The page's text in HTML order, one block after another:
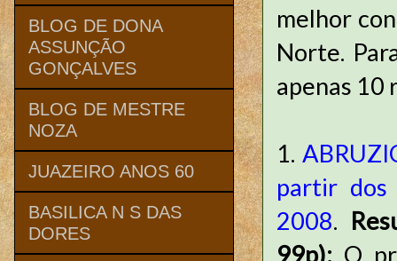
melhor
Norte.
apenas 10
1.
partir dos
2008.
99p): O
BLOG DE DONA
ASSUNÇÃO
GONÇALVES
BLOG DE MESTRE
NOZA
JUAZEIRO ANOS 60
BASILICA N S DAS
DORES